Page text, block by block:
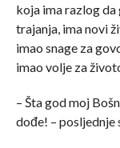
koja ima razlog da
trajanja, ima novi
imao snage za
imao volje za
– Šta god moj
dođe! – posljednje